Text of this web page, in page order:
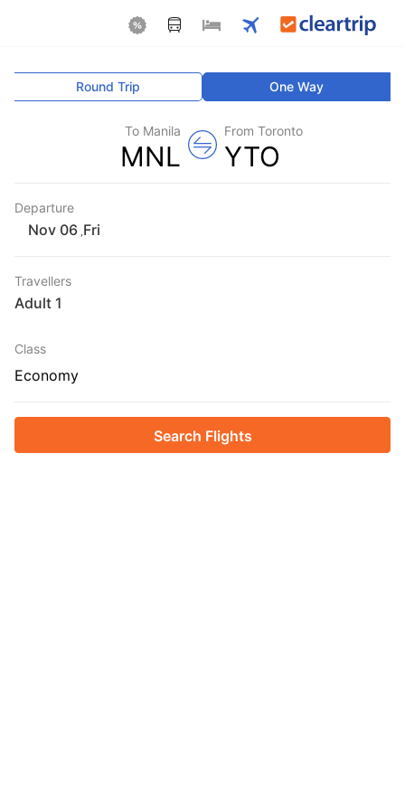
One Way
Round Trip
From Toronto
YTO
To Manila
MNL
Departure
Fri
Travellers
1 Adult
Class
Economy